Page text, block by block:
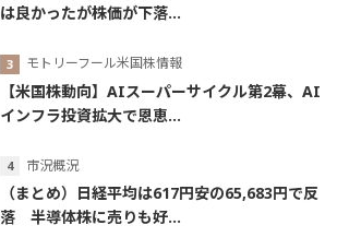
は良かったが株価が下落...
モトリーフール米国株情報
【米国株動向】AIスーパーサイクル第2幕、AI
インフラ投資拡大で恩恵...
市況概況
（まとめ）日経平均は617円安の65,683円で反
落 半導体株に売りも好...